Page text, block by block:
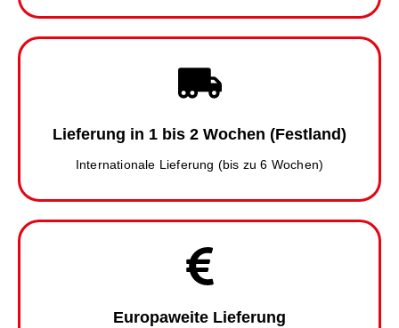
Lieferung in 1 bis 2 Wochen (Festland)
Internationale Lieferung (bis zu 6 Wochen)
Europaweite Lieferung